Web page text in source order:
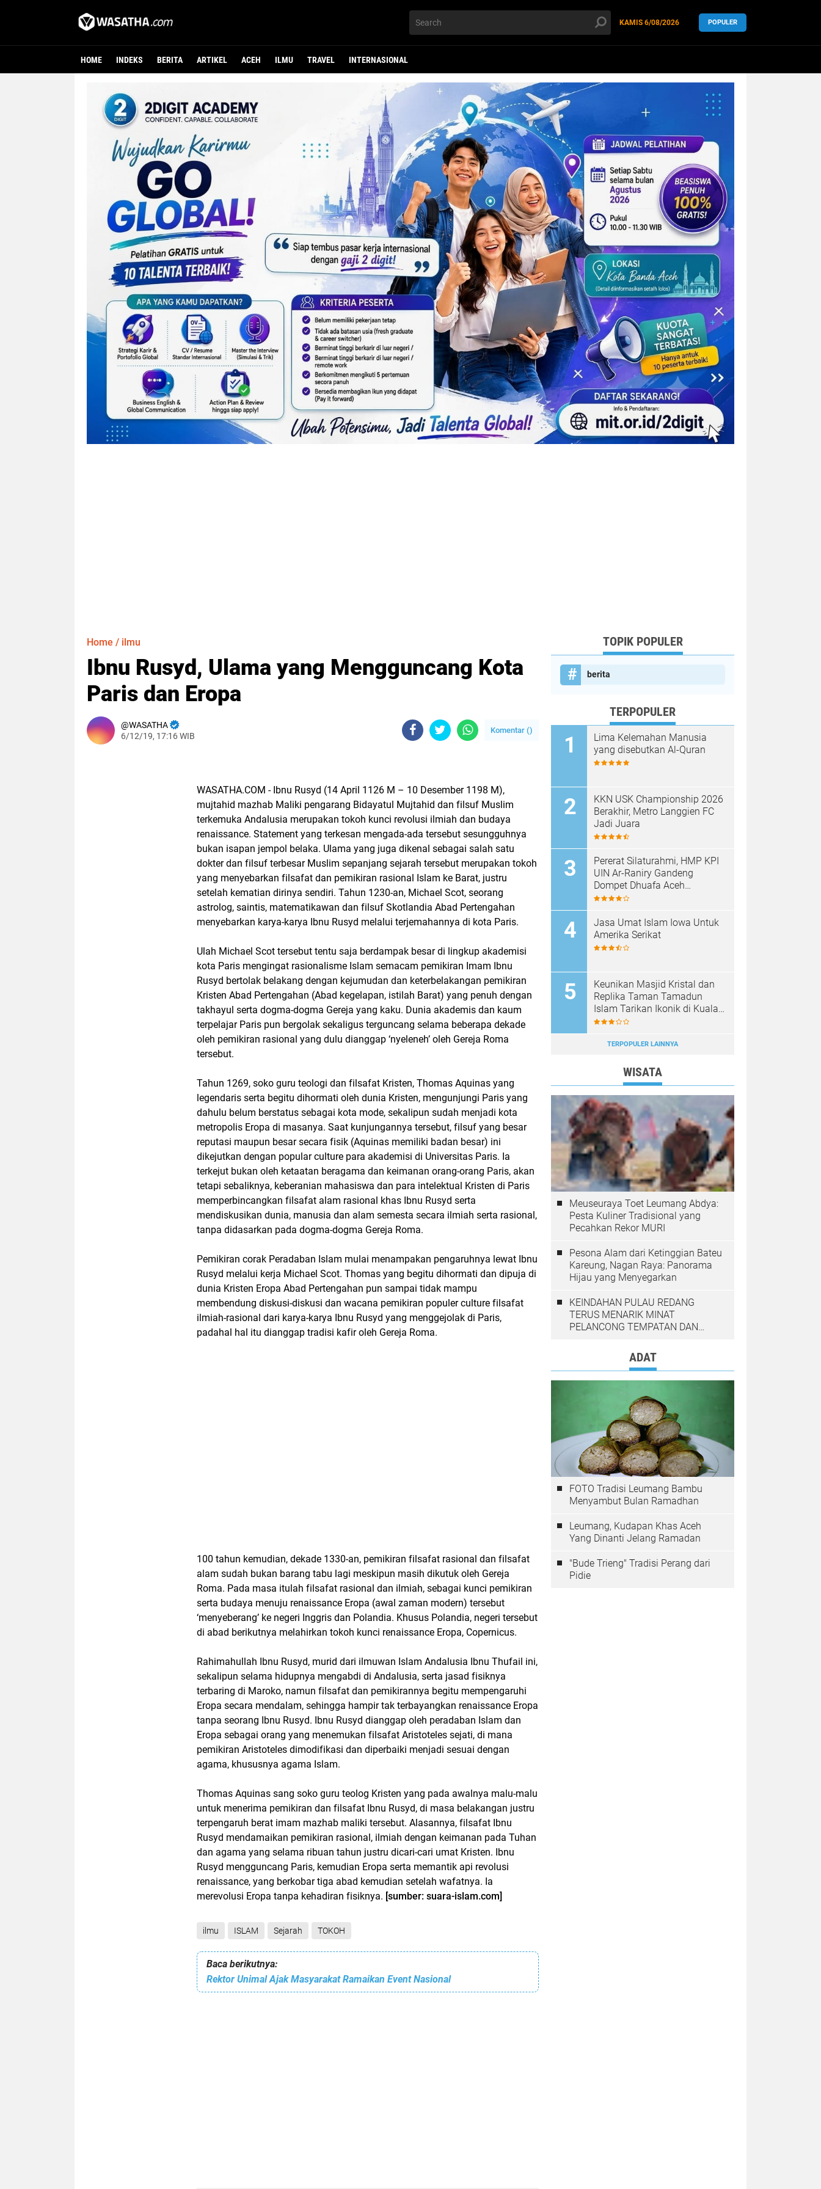
KAMIS 6/08/2026 POPULER
HOME INDEKS BERITA ARTIKEL ACEH ILMU TRAVEL INTERNASIONAL
Home / ilmu
Ibnu Rusyd, Ulama yang Mengguncang Kota
Paris dan Eropa
WASATHA
6/12/19, 17:16 WIB
Komentar ()
WASATHA.COM - Ibnu Rusyd (14 April 1126 M – 10 Desember 1198 M),
mujtahid mazhab Maliki pengarang Bidayatul Mujtahid dan filsuf Muslim
terkemuka Andalusia merupakan tokoh kunci revolusi ilmiah dan budaya
renaissance. Statement yang terkesan mengada-ada tersebut sesungguhnya
bukan isapan jempol belaka. Ulama yang juga dikenal sebagai salah satu
dokter dan filsuf terbesar Muslim sepanjang sejarah tersebut merupakan tokoh
yang menyebarkan filsafat dan pemikiran rasional Islam ke Barat, justru
setelah kematian dirinya sendiri. Tahun 1230-an, Michael Scot, seorang
astrolog, saintis, matematikawan dan filsuf Skotlandia Abad Pertengahan
menyebarkan karya-karya Ibnu Rusyd melalui terjemahannya di kota Paris.
Ulah Michael Scot tersebut tentu saja berdampak besar di lingkup akademisi
kota Paris mengingat rasionalisme Islam semacam pemikiran Imam Ibnu
Rusyd bertolak belakang dengan kejumudan dan keterbelakangan pemikiran
Kristen Abad Pertengahan (Abad kegelapan, istilah Barat) yang penuh dengan
takhayul serta dogma-dogma Gereja yang kaku. Dunia akademis dan kaum
terpelajar Paris pun bergolak sekaligus terguncang selama beberapa dekade
oleh pemikiran rasional yang dulu dianggap ‘nyeleneh’ oleh Gereja Roma
tersebut.
Tahun 1269, soko guru teologi dan filsafat Kristen, Thomas Aquinas yang
legendaris serta begitu dihormati oleh dunia Kristen, mengunjungi Paris yang
dahulu belum berstatus sebagai kota mode, sekalipun sudah menjadi kota
metropolis Eropa di masanya. Saat kunjungannya tersebut, filsuf yang besar
reputasi maupun besar secara fisik (Aquinas memiliki badan besar) ini
dikejutkan dengan popular culture para akademisi di Universitas Paris. Ia
terkejut bukan oleh ketaatan beragama dan keimanan orang-orang Paris, akan
tetapi sebaliknya, keberanian mahasiswa dan para intelektual Kristen di Paris
memperbincangkan filsafat alam rasional khas Ibnu Rusyd serta
mendiskusikan dunia, manusia dan alam semesta secara ilmiah serta rasional,
tanpa didasarkan pada dogma-dogma Gereja Roma.
Pemikiran corak Peradaban Islam mulai menampakan pengaruhnya lewat Ibnu
Rusyd melalui kerja Michael Scot. Thomas yang begitu dihormati dan dipuja di
dunia Kristen Eropa Abad Pertengahan pun sampai tidak mampu
membendung diskusi-diskusi dan wacana pemikiran populer culture filsafat
ilmiah-rasional dari karya-karya Ibnu Rusyd yang menggejolak di Paris,
padahal hal itu dianggap tradisi kafir oleh Gereja Roma.
100 tahun kemudian, dekade 1330-an, pemikiran filsafat rasional dan filsafat
alam sudah bukan barang tabu lagi meskipun masih dikutuk oleh Gereja
Roma. Pada masa itulah filsafat rasional dan ilmiah, sebagai kunci pemikiran
serta budaya menuju renaissance Eropa (awal zaman modern) tersebut
‘menyeberang’ ke negeri Inggris dan Polandia. Khusus Polandia, negeri tersebut
di abad berikutnya melahirkan tokoh kunci renaissance Eropa, Copernicus.
Rahimahullah Ibnu Rusyd, murid dari ilmuwan Islam Andalusia Ibnu Thufail ini,
sekalipun selama hidupnya mengabdi di Andalusia, serta jasad fisiknya
terbaring di Maroko, namun filsafat dan pemikirannya begitu mempengaruhi
Eropa secara mendalam, sehingga hampir tak terbayangkan renaissance Eropa
tanpa seorang Ibnu Rusyd. Ibnu Rusyd dianggap oleh peradaban Islam dan
Eropa sebagai orang yang menemukan filsafat Aristoteles sejati, di mana
pemikiran Aristoteles dimodifikasi dan diperbaiki menjadi sesuai dengan
agama, khususnya agama Islam.
Thomas Aquinas sang soko guru teolog Kristen yang pada awalnya malu-malu
untuk menerima pemikiran dan filsafat Ibnu Rusyd, di masa belakangan justru
terpengaruh berat imam mazhab maliki tersebut. Alasannya, filsafat Ibnu
Rusyd mendamaikan pemikiran rasional, ilmiah dengan keimanan pada Tuhan
dan agama yang selama ribuan tahun justru dicari-cari umat Kristen. Ibnu
Rusyd mengguncang Paris, kemudian Eropa serta memantik api revolusi
renaissance, yang berkobar tiga abad kemudian setelah wafatnya. Ia
merevolusi Eropa tanpa kehadiran fisiknya. [sumber: suara-islam.com]
ilmu ISLAM Sejarah TOKOH
Baca berikutnya:
Rektor Unimal Ajak Masyarakat Ramaikan Event Nasional
TOPIK POPULER
berita
TERPOPULER
Lima Kelemahan Manusia
yang disebutkan Al-Quran
KKN USK Championship 2026
Berakhir, Metro Langgien FC
Jadi Juara
Pererat Silaturahmi, HMP KPI
UIN Ar-Raniry Gandeng
Dompet Dhuafa Aceh
Sukseskan Communication
Jasa Umat Islam Iowa Untuk
Amerika Serikat
Keunikan Masjid Kristal dan
Replika Taman Tamadun
Islam Tarikan Ikonik di Kuala
Terengganu, Malaysia
TERPOPULER LAINNYA
WISATA
Meuseuraya Toet Leumang Abdya:
Pesta Kuliner Tradisional yang
Pecahkan Rekor MURI
Pesona Alam dari Ketinggian Bateu
Kareung, Nagan Raya: Panorama
Hijau yang Menyegarkan
KEINDAHAN PULAU REDANG
TERUS MENARIK MINAT
PELANCONG TEMPATAN DAN
ADAT
FOTO Tradisi Leumang Bambu
Menyambut Bulan Ramadhan
Leumang, Kudapan Khas Aceh
Yang Dinanti Jelang Ramadan
"Bude Trieng" Tradisi Perang dari
Pidie